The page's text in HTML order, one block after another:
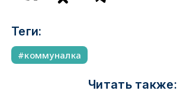
Теги:
коммуналка
Читать также: